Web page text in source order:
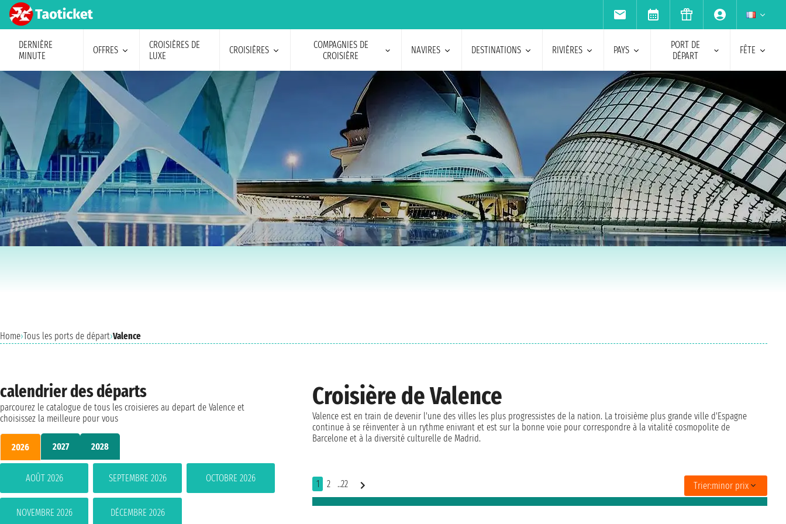
DERNIÈRE
MINUTE
OFFRES
CROISIÈRES DE
LUXE
CROISIÈRES
COMPAGNIES DE
CROISIÈRE
NAVIRES DESTINATIONS RIVIÈRES PAYS
PORT DE
DÉPART
FÊTE
Home›Tous les ports de départ›Valence
Croisière de Valence
Valence est en train de devenir l'une des villes les plus progressistes de la nation. La troisième plus grande ville d'Espagne
continue à se réinventer à un rythme enivrant et est sur ​​la bonne voie pour correspondre à la vitalité cosmopolite de
Barcelone et à la diversité culturelle de Madrid.
1 2 ..22 Trier:minor prix
calendrier des départs
parcourez le catalogue de tous les croisieres au depart de Valence et
choisissez la meilleure pour vous
2026 2027 2028
AOÛT 2026 SEPTEMBRE 2026 OCTOBRE 2026
NOVEMBRE 2026 DÉCEMBRE 2026